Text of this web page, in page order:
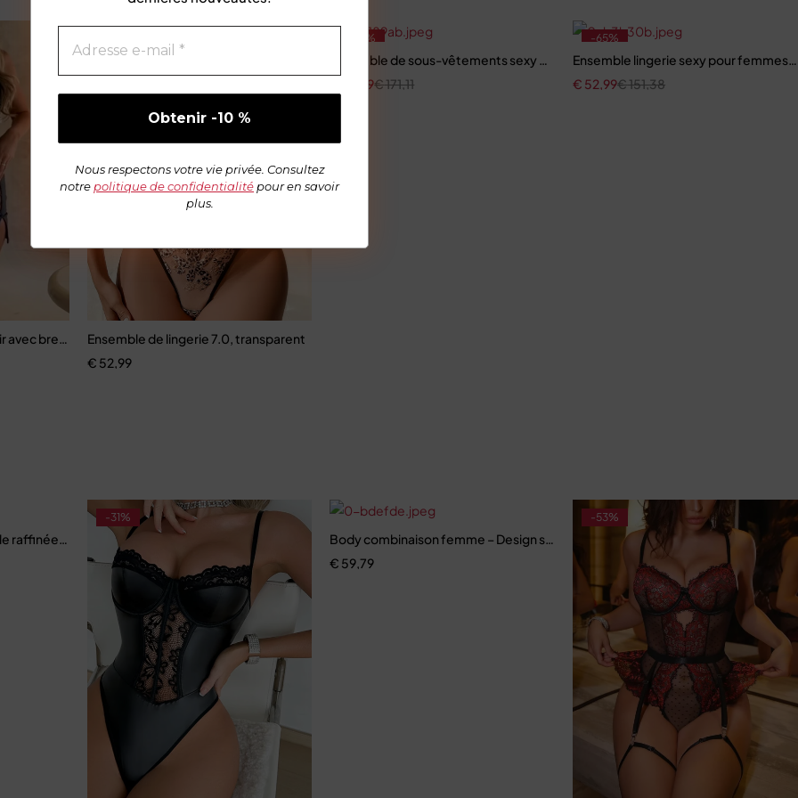
Nous respectons votre vie privée. Consultez
notre politique de confidentialité pour en savoir
plus.
en dentelle
avec bretelles croisées pour femme
Ensemble de lingerie 7.0, transparent
€ 52,99
-65%
Ensemble de sous-vêtements sexy à lacets
€171,11
59,79
-65%
Ensemble lingerie sexy pour femmes,
€151,38
€ 52,99
sculptante
raffinée et coupe ajustée moderne
-31%
Body combinaison femme – Design sculptant avec détails en dentelle élégante
€ 59,79
-53%